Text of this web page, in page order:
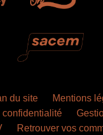
du site
Mentions
confidentialité
Retrouver vos